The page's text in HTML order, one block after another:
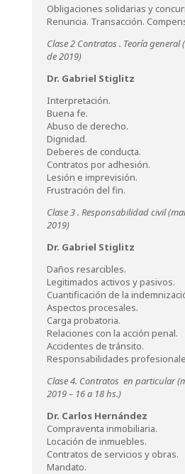
Obligaciones solidarias y
Renuncia. Transacción.
Clase 2 Contratos . Teoría general
de 2019)
Dr. Gabriel Stiglitz
Interpretación.
Buena fe.
Abuso de derecho.
Dignidad.
Deberes de conducta.
Contratos por adhesión.
Lesión e imprevisión.
Frustración del fin.
Clase 3 . Responsabilidad civil
2019)
Dr. Gabriel Stiglitz
Daños resarcibles.
Legitimados activos y pasivos.
Cuantificación de la
Aspectos procesales.
Carga probatoria.
Relaciones con la acción penal.
Accidentes de tránsito.
Responsabilidades
Clase 4. Contratos en particular
2019 – 16 a 18 hs.)
Dr. Carlos Hernández
Compraventa inmobiliaria.
Locación de inmuebles.
Contratos de servicios y obras.
Mandato.